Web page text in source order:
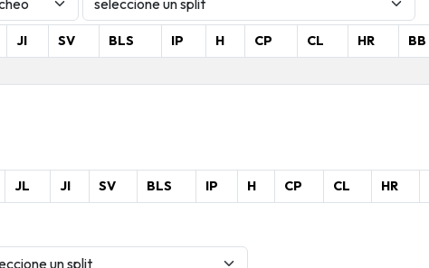
JI SV BLS IP H CP CL HR BB
JL JI SV BLS IP H CP CL HR